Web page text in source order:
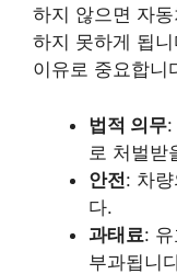
하지 않으면 자
하지 못하게 됩
이유로 중요합니
법적 의무:
로 처벌받
안전: 차
다.
과태료:
부과됩니